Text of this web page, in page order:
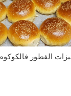
الفطور